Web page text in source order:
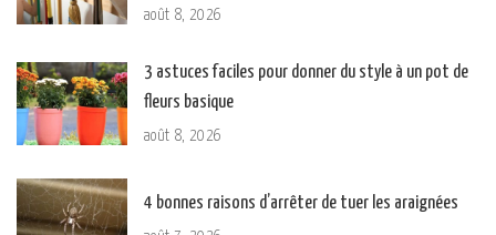
août 8, 2026
3 astuces faciles pour donner du style à un pot de
fleurs basique
août 8, 2026
4 bonnes raisons d’arrêter de tuer les araignées